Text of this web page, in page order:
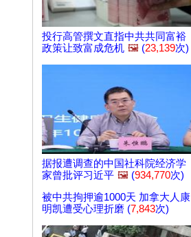
投行高管撰文直指中共共同富裕
政策让致富成危机 🖼️ (23,139次)
据报遭调查的中国社科院经济学
家曾批评习近平 🖼️ (934,770次)
被中共拘押逾1000天 加拿大人康
明凯遭受心理折磨 (7,843次)